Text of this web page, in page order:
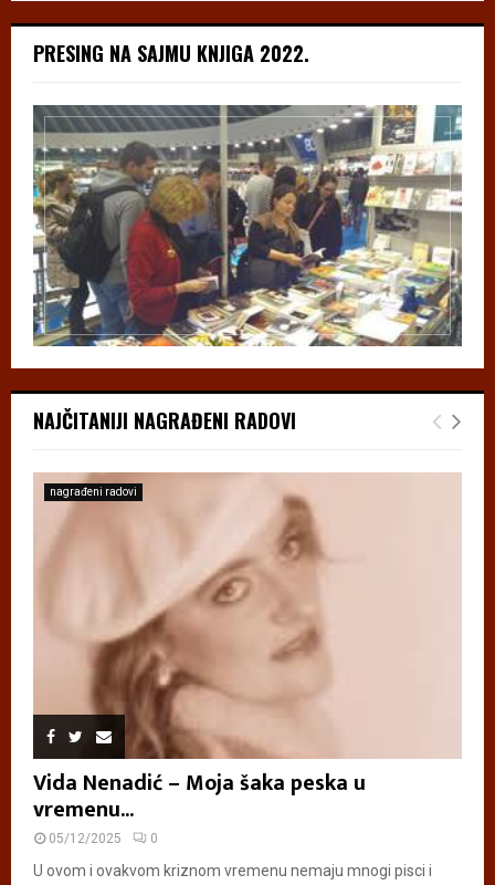
PRESING NA SAJMU KNJIGA 2022.
NAJČITANIJI NAGRAĐENI RADOVI
nagrađeni radovi
Vida Nenadić – Moja šaka peska u
vremenu...
05/12/2025 0
U ovom i ovakvom kriznom vremenu nemaju mnogi pisci i